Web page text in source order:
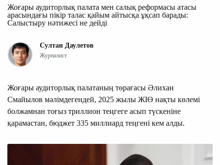
Жоғары аудиторлық палата мен салық реформасы атасы
арасындағы пікір талас қайым айтысқа ұқсап барады:
Салыстыру нәтижесі не дейді
Султан Даулетов
Журналист
Жоғары аудиторлық палатаның төрағасы Әлихан
Смайылов мәлімдегендей, 2025 жылы ЖІӨ нақты көлемі
болжамнан тоғыз триллион теңгеге асып түскеніне
қарамастан, бюджет 335 миллиард теңгені кем алды.